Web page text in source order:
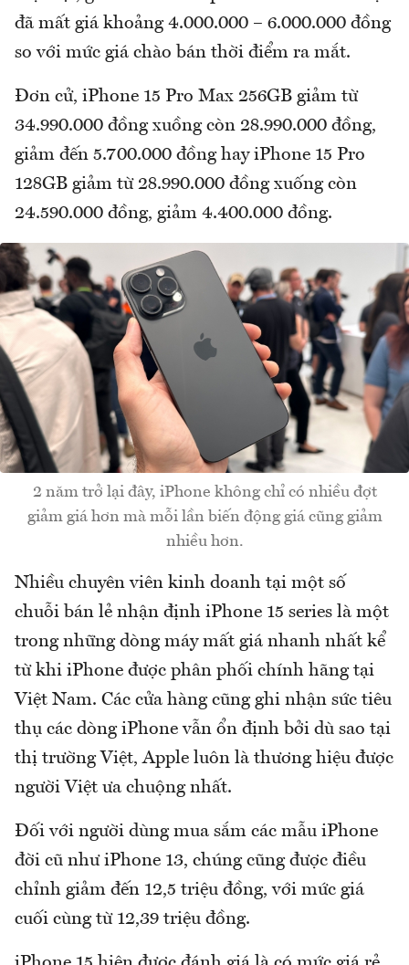
đã mất giá khoảng 4.000.000 – 6.000.000 đồng
so với mức giá chào bán thời điểm ra mắt.
Đơn cử, iPhone 15 Pro Max 256GB giảm từ
34.990.000 đồng xuồng còn 28.990.000 đồng,
giảm đến 5.700.000 đồng hay iPhone 15 Pro
128GB giảm từ 28.990.000 đồng xuống còn
24.590.000 đồng, giảm 4.400.000 đồng.
2 năm trở lại đây, iPhone không chỉ có nhiều đợt
giảm giá hơn mà mỗi lần biến động giá cũng giảm
nhiều hơn.
Nhiều chuyên viên kinh doanh tại một số
chuỗi bán lẻ nhận định iPhone 15 series là một
trong những dòng máy mất giá nhanh nhất kể
từ khi iPhone được phân phối chính hãng tại
Việt Nam. Các cửa hàng cũng ghi nhận sức tiêu
thụ các dòng iPhone vẫn ổn định bởi dù sao tại
thị trường Việt, Apple luôn là thương hiệu được
người Việt ưa chuộng nhất.
Đối với người dùng mua sắm các mẫu iPhone
đời cũ như iPhone 13, chúng cũng được điều
chỉnh giảm đến 12,5 triệu đồng, với mức giá
cuối cùng từ 12,39 triệu đồng.